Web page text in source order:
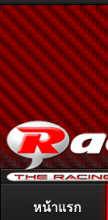
ติดต่อลงโฆษณา
หน้าแรก